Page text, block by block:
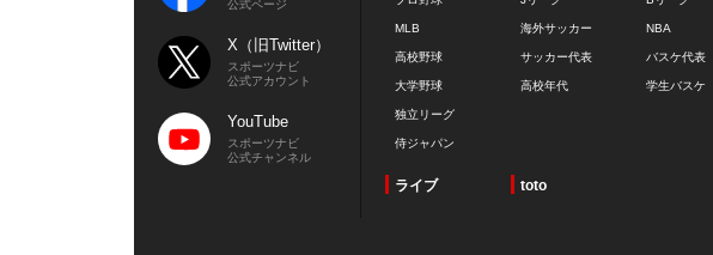
公式ページ
X（旧Twitter）
スポーツナビ
公式アカウント
YouTube
スポーツナビ
公式チャンネル
MLB
高校野球
大学野球
独立リーグ
侍ジャパン
海外サッカー
サッカー代表
高校年代
NBA
バスケ代表
学生バスケ
ライブ toto